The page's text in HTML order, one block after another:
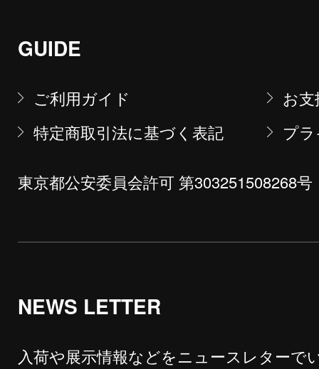
GUIDE
ご利用ガイド
お
特定商取引法に基づく表記
プ
東京都公安委員会許可 第303251508268号
NEWS LETTER
入荷や展示情報などをニュースレターで